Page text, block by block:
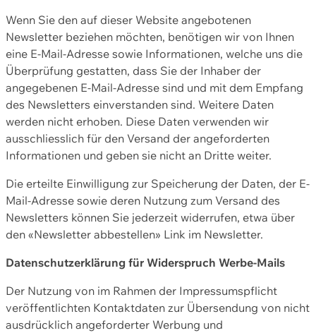
Wenn Sie den auf dieser Website angebotenen
Newsletter beziehen möchten, benötigen wir von Ihnen
eine E-Mail-Adresse sowie Informationen, welche uns die
Überprüfung gestatten, dass Sie der Inhaber der
angegebenen E-Mail-Adresse sind und mit dem Empfang
des Newsletters einverstanden sind. Weitere Daten
werden nicht erhoben. Diese Daten verwenden wir
ausschliesslich für den Versand der angeforderten
Informationen und geben sie nicht an Dritte weiter.
Die erteilte Einwilligung zur Speicherung der Daten, der E-
Mail-Adresse sowie deren Nutzung zum Versand des
Newsletters können Sie jederzeit widerrufen, etwa über
den «Newsletter abbestellen» Link im Newsletter.
Datenschutzerklärung für Widerspruch Werbe-Mails
Der Nutzung von im Rahmen der Impressumspflicht
veröffentlichten Kontaktdaten zur Übersendung von nicht
ausdrücklich angeforderter Werbung und